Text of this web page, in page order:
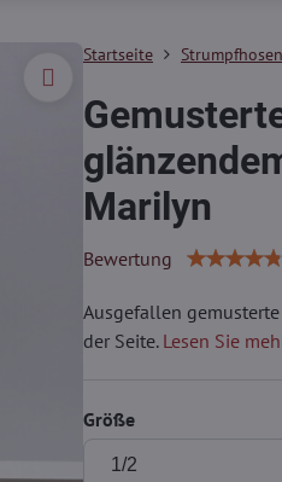
Startseite Strumpfhosen
Marilyn
Bewertung
Ausgefallen
der Seite. Lesen Sie
Größe